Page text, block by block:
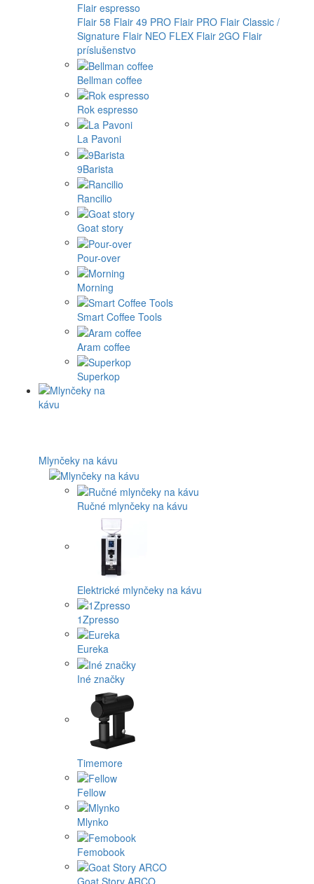
Flair espresso
Flair 58 Flair 49 PRO Flair PRO Flair Classic /
Signature Flair NEO FLEX Flair 2GO Flair
príslušenstvo
Bellman coffee
Rok espresso
La Pavoni
9Barista
Rancilio
Goat story
Pour-over
Morning
Smart Coffee Tools
Aram coffee
Superkop
Mlynčeky na kávu
Ručné mlynčeky na kávu
Elektrické mlynčeky na kávu
1Zpresso
Eureka
Iné značky
Timemore
Fellow
Mlynko
Femobook
Goat Story ARCO